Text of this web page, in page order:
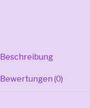
Beschreibung
Bewertungen (0)